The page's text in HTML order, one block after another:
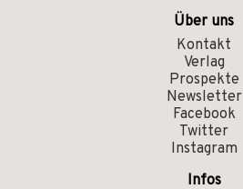
Über uns
Kontakt
Verlag
Prospekte
Newsletter
Facebook
Twitter
Instagram
Infos